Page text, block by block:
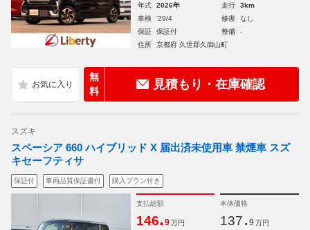
年式 2026年 走行
3km
車検
'29/4 修復
なし
保証
保証付 整備
-
住所
京都府 久世郡久御山町
無
料
見積もり・在庫確認
スズキ
スペーシア 660 ハイブリッド X 届出済未使用車 禁煙車 スズ
キセーフティサ
保証付 車両品質保証書付 購入プラン付き
支払総額
146.9 万円
本体価格
137. 9 万円